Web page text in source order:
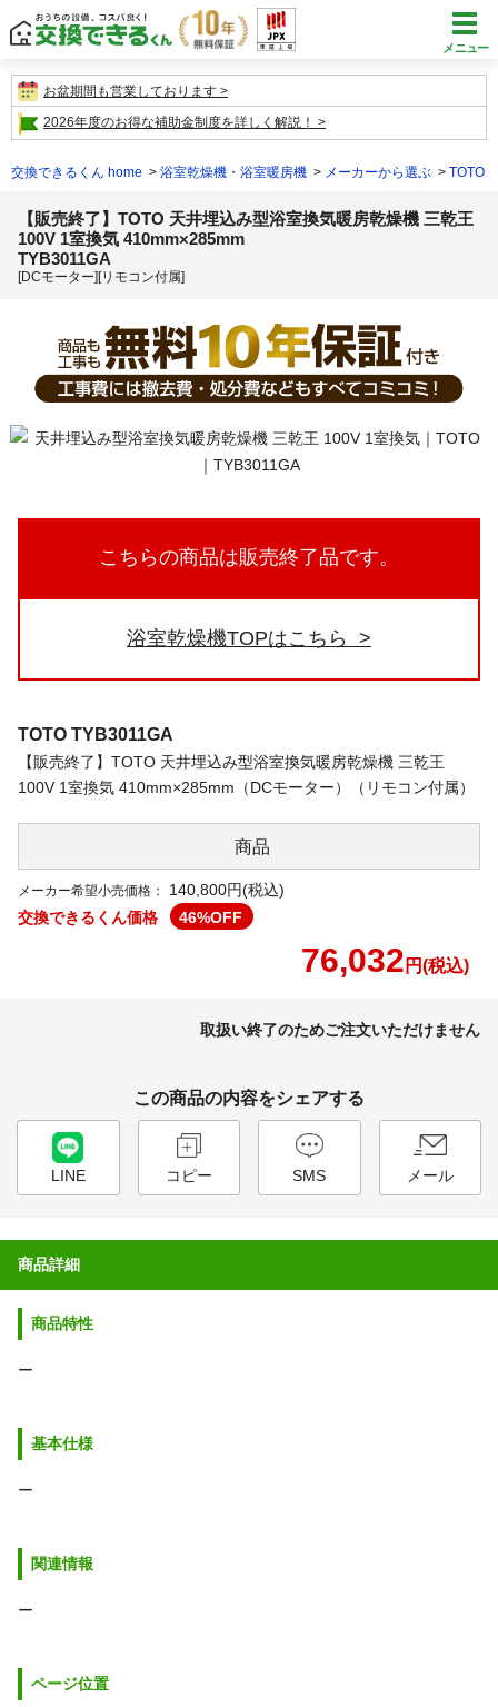
メニュー
お盆期間も営業しております
2026年度のお得な補助金制度を詳しく解説！
交換できるくん home 浴室乾燥機・浴室暖房機 メーカーから選ぶ TOTO
【販売終了】TOTO 天井埋込み型浴室換気暖房乾燥機 三乾王
100V 1室換気 410mm×285mm
TYB3011GA
[DCモーター][リモコン付属]
こちらの商品は販売終了品です。
浴室乾燥機TOPはこちら
TOTO TYB3011GA
【販売終了】TOTO 天井埋込み型浴室換気暖房乾燥機 三乾王
100V 1室換気 410mm×285mm（DCモーター）（リモコン付属）
商品
メーカー希望小売価格：
140,800円(税込)
交換できるくん価格
46%OFF
76,032 円(税込)
取扱い終了のためご注文いただけません
この商品の内容をシェアする
LINE コピー SMS メール
商品詳細
商品特性
ー
基本仕様
ー
関連情報
ー
ページ位置